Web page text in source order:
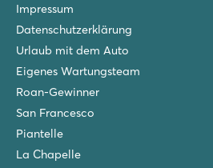
Impressum
Datenschutzerklärung
Urlaub mit dem Auto
Eigenes Wartungsteam
Roan-Gewinner
San Francesco
Piantelle
La Chapelle